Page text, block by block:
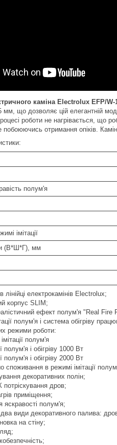
каміна Electrolux EFP/W-
що дозволяє цій елегантній
роботи не нагрівається, що
побоюючись отримання опіків.
полум'я
імітації
(В*Ш*Г), мм
електрокамінів Electrolux;
корпус SLIM;
ефект полум'я "Real Fire
полум'я і система обігріву
режими роботи:
полум'я
полум'я і обігріву 1000 Вт
полум'я і обігріву 2000 Вт
споживання в режимі імітації
декоративних полін;
дров;
приміщення;
яскравості полум'я;
види декоративного палива:
на стіну;